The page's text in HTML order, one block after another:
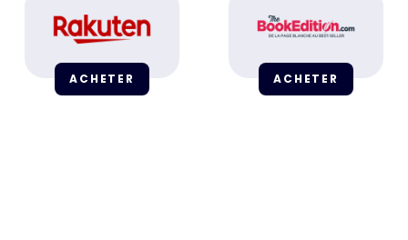
ACHETER ACHETER